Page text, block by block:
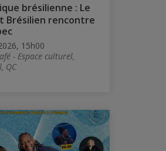
brésilienne : Le
Brésilien rencontre
15h00
- Espace culturel,
QC